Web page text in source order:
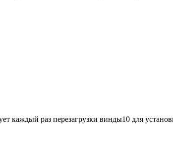
раз перезагрузки винды10 для